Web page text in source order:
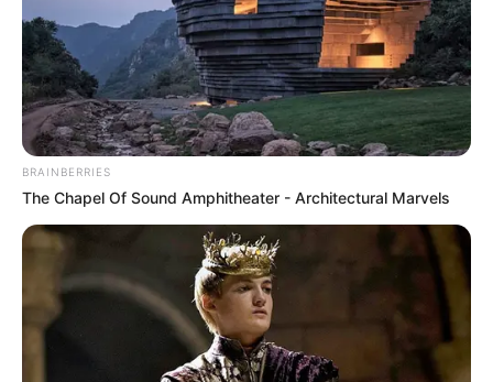
BRAINBERRIES
The Chapel Of Sound Amphitheater - Architectural Marvels